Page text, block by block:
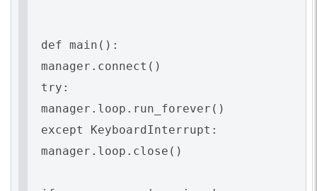
def main():
manager.connect()
try:
manager.loop.run_forever()
except KeyboardInterrupt:
manager.loop.close()